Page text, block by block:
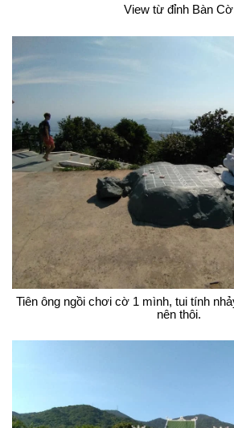
View từ đỉnh Bàn
Tiên ông ngồi chơi cờ 1 mình, tui tính
nên thôi.